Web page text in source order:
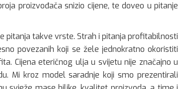
proizvođača snizio cijene, te doveo u pitanje
pitanja takve vrste. Strah i pitanja profitabilnosti
povezanih koji se žele jednokratno okoristiti
Cijena eteričnog ulja u svijetu nije značajno u
Mi kroz model saradnje koji smo prezentirali